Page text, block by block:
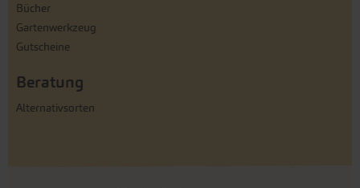
Bücher
Gartenwerkzeug
Gutscheine
Beratung
Alternativsorten